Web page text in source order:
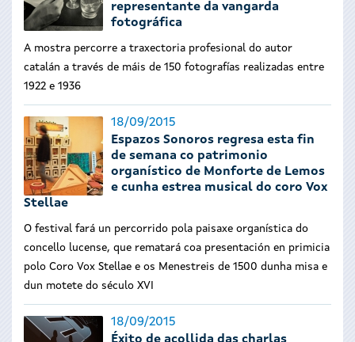
representante da vangarda
fotográfica
A mostra percorre a traxectoria profesional do autor
catalán a través de máis de 150 fotografías realizadas entre
1922 e 1936
18/09/2015
Espazos Sonoros regresa esta fin
de semana co patrimonio
organístico de Monforte de Lemos
e cunha estrea musical do coro Vox
Stellae
O festival fará un percorrido pola paisaxe organística do
concello lucense, que rematará coa presentación en primicia
polo Coro Vox Stellae e os Menestreis de 1500 dunha misa e
dun motete do século XVI
18/09/2015